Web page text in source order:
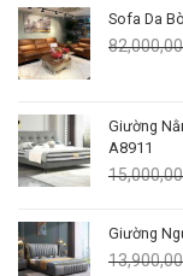
Sofa Da
Giường
A8911
Giường